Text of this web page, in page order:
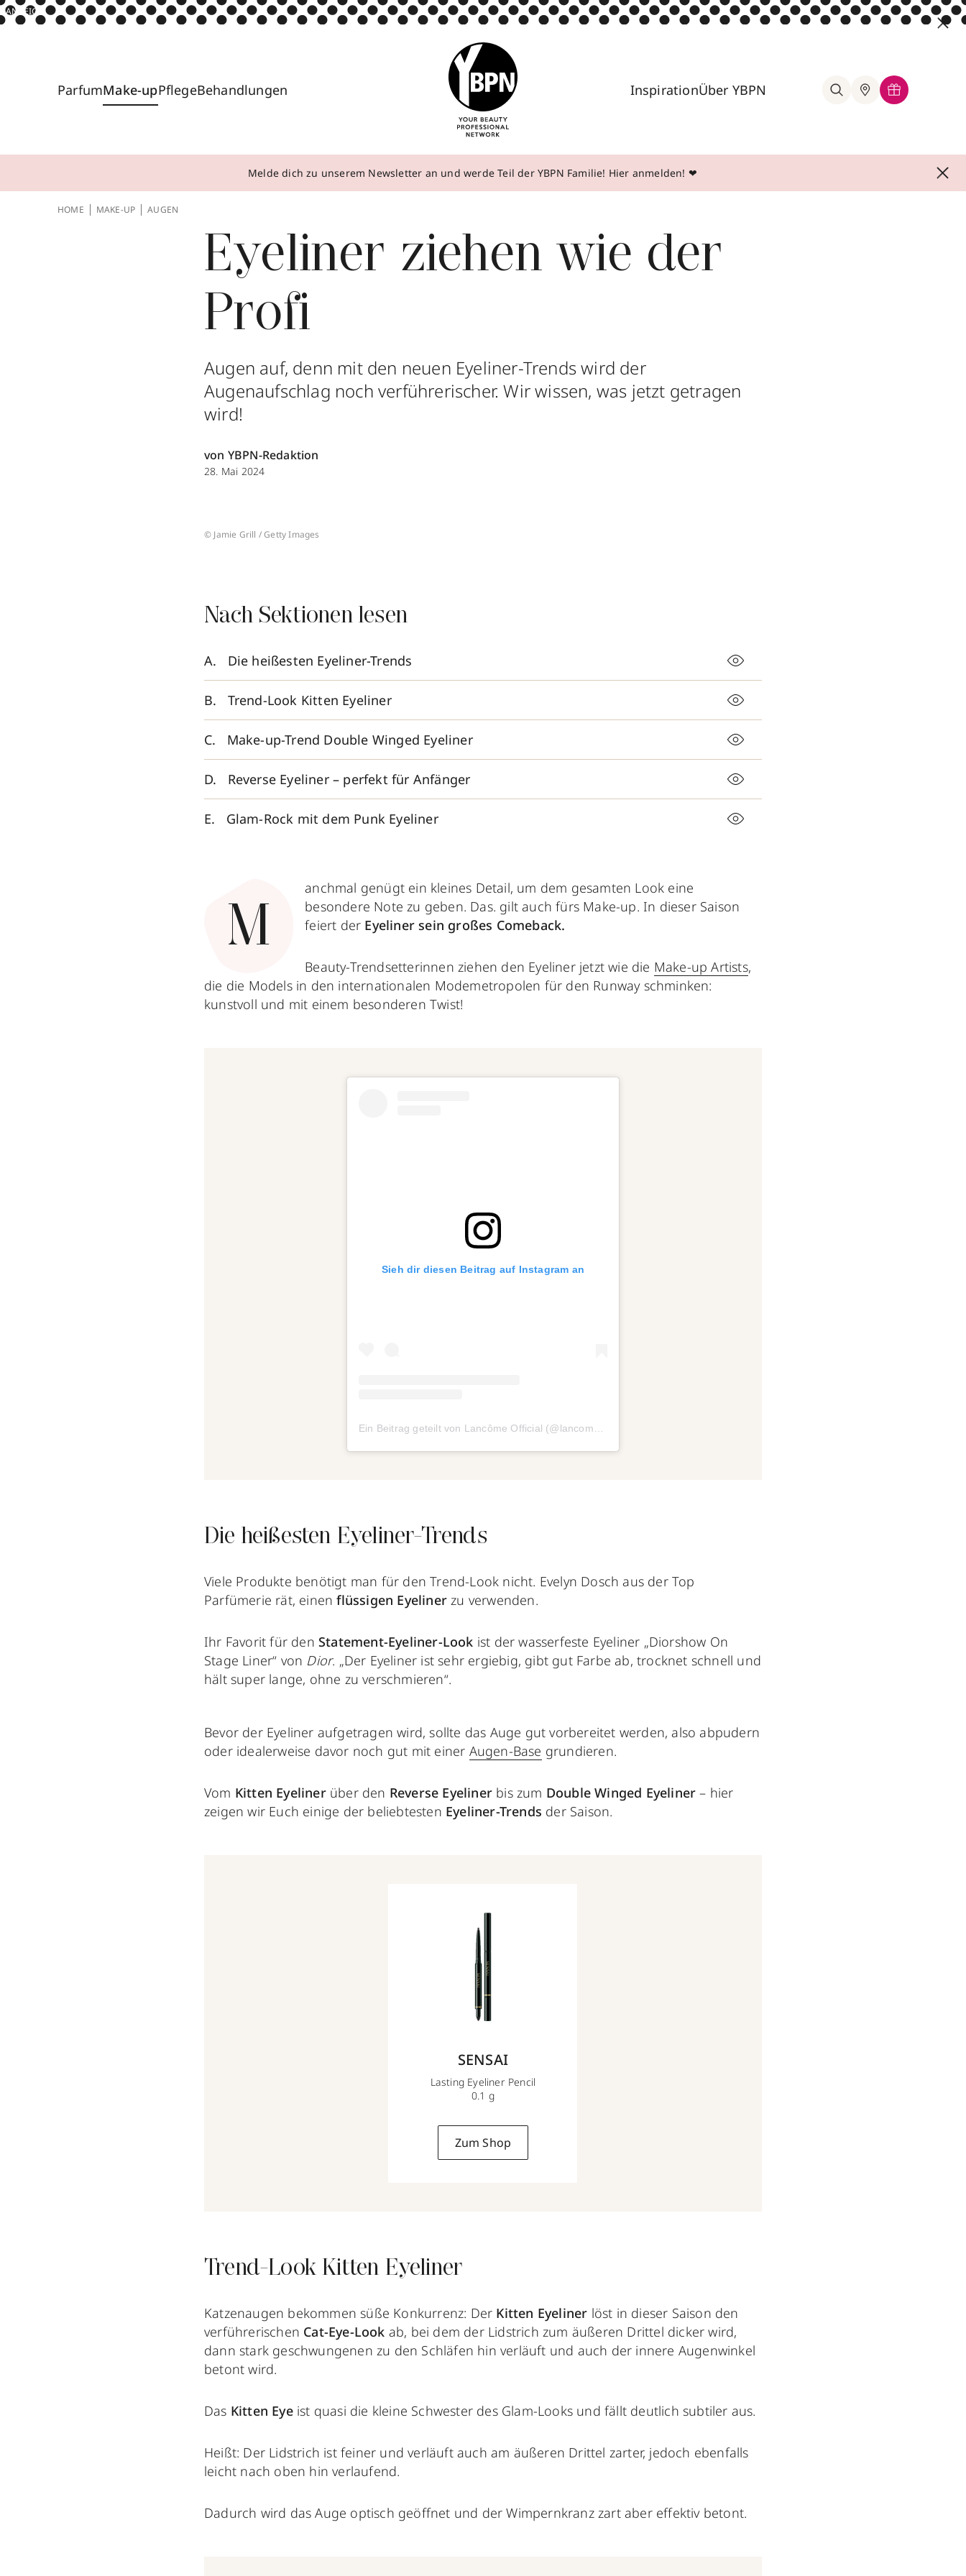
ANZEIGE
ParfumMake-upPflegeBehandlungen InspirationÜber YBPN
Melde dich zu unserem Newsletter an und werde Teil der YBPN Familie! Hier anmelden! ❤
HOME MAKE-UP AUGEN
Eyeliner ziehen wie der
Profi
Augen auf, denn mit den neuen Eyeliner-Trends wird der
Augenaufschlag noch verführerischer. Wir wissen, was jetzt getragen
wird!
von YBPN-Redaktion
28. Mai 2024
© Jamie Grill / Getty Images
Nach Sektionen lesen
Die heißesten Eyeliner-Trends
Trend-Look Kitten Eyeliner
Make-up-Trend Double Winged Eyeliner
Reverse Eyeliner – perfekt für Anfänger
Glam-Rock mit dem Punk Eyeliner
M
anchmal genügt ein kleines Detail, um dem gesamten Look eine
besondere Note zu geben. Das. gilt auch fürs Make-up. In dieser Saison
feiert der Eyeliner sein großes Comeback.
Beauty-Trendsetterinnen ziehen den Eyeliner jetzt wie die Make-up Artists,
die die Models in den internationalen Modemetropolen für den Runway schminken:
kunstvoll und mit einem besonderen Twist!
Sieh dir diesen Beitrag auf Instagram an
Die heißesten Eyeliner-Trends
Viele Produkte benötigt man für den Trend-Look nicht. Evelyn Dosch aus der Top
Parfümerie rät, einenflüssigen Eyeliner zu verwenden.
Ihr Favorit für den Statement-Eyeliner-Look ist der wasserfeste Eyeliner „Diorshow On
Stage Liner“ von Dior. „Der Eyeliner ist sehr ergiebig, gibt gut Farbe ab, trocknet schnell und
hält super lange, ohne zu verschmieren“.
Bevor der Eyeliner aufgetragen wird, sollte das Auge gut vorbereitet werden, also abpudern
oder idealerweise davor noch gut mit einer Augen-Base grundieren.
Vom Kitten Eyelinerüber den Reverse Eyeliner bis zum Double Winged Eyeliner – hier
zeigen wir Euch einige der beliebtesten Eyeliner-Trends der Saison.
SENSAI
Lasting Eyeliner Pencil
0.1 g
Zum Shop
Trend-Look Kitten Eyeliner
Katzenaugen bekommen süße Konkurrenz: Der Kitten Eyeliner löst in dieser Saison den
verführerischen Cat-Eye-Look ab, bei dem der Lidstrich zum äußeren Drittel dicker wird,
dann stark geschwungenen zu den Schläfen hin verläuft und auch der innere Augenwinkel
betont wird.
Das Kitten Eyeist quasi die kleine Schwester des Glam-Looks und fällt deutlich subtiler aus.
Heißt: Der Lidstrich ist feiner und verläuft auch am äußeren Drittel zarter, jedoch ebenfalls
leicht nach oben hin verlaufend.
Dadurch wird das Auge optisch geöffnet und der Wimpernkranz zart aber effektiv betont.